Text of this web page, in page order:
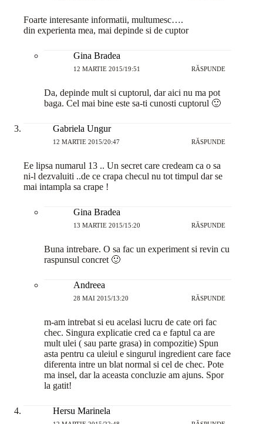
Foarte interesante informatii, multumesc….
din experienta mea, mai depinde si de cuptor
Gina Bradea
12 MARTIE 2015/19:51 RĂSPUNDE
Da, depinde mult si cuptorul, dar aici nu ma pot
baga. Cel mai bine este sa-ti cunosti cuptorul 🙂
Gabriela Ungur
12 MARTIE 2015/20:47 RĂSPUNDE
Ee lipsa numarul 13 .. Un secret care credeam ca o sa
ni-l dezvaluiti ..de ce crapa checul nu tot timpul dar se
mai intampla sa crape !
Gina Bradea
13 MARTIE 2015/15:20 RĂSPUNDE
Buna intrebare. O sa fac un experiment si revin cu
raspunsul concret 🙂
Andreea
28 MAI 2015/13:20 RĂSPUNDE
m-am intrebat si eu acelasi lucru de cate ori fac
chec. Singura explicatie cred ca e faptul ca are
mult ulei ( sau parte grasa) in compozitie) Spun
asta pentru ca uleiul e singurul ingredient care face
diferenta intre un blat normal si cel de chec. Pote
ma insel, dar la aceasta concluzie am ajuns. Spor
la gatit!
Hersu Marinela